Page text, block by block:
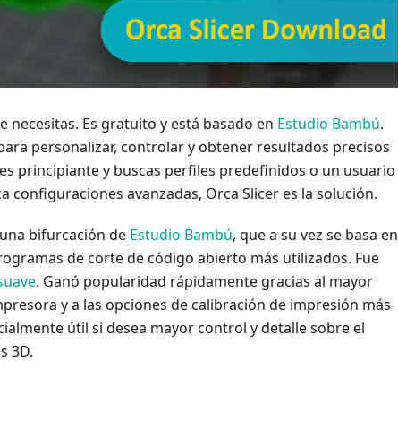
necesitas. Es gratuito y está basado en Estudio Bambú.
personalizar, controlar y obtener resultados precisos
principiante y buscas perfiles predefinidos o un usuario
configuraciones avanzadas, Orca Slicer es la solución.
bifurcación de Estudio Bambú, que a su vez se basa en
de corte de código abierto más utilizados. Fue
. Ganó popularidad rápidamente gracias al mayor
y a las opciones de calibración de impresión más
útil si desea mayor control y detalle sobre el
3D.